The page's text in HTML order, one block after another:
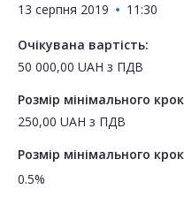
13 серпня 2019
11:30
Очікувана вартість:
50 000,00 UAH з ПДВ
Розмір мінімального
250,00 UAH з ПДВ
Розмір мінімального
0.5%